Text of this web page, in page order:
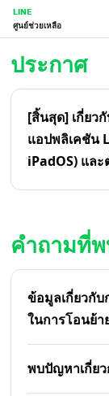
LINE
ศูนย์ช่วยเหลือ
ประกาศ
[สิ้นสุด] เกี่ยว
แอปพลิเคชัน
iPadOS) แล
คำถามที่
ข้อมูลเกี่ยวกั
ในการโอนย้
พบปัญหาเกี่ยว